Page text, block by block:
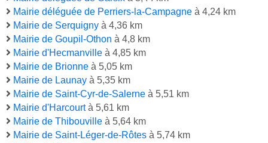
Mairie déléguée de Perriers-la-Campagne à 4,24 km
Mairie de Serquigny à 4,36 km
Mairie de Goupil-Othon à 4,8 km
Mairie d'Hecmanville à 4,85 km
Mairie de Brionne à 5,05 km
Mairie de Launay à 5,35 km
Mairie de Saint-Cyr-de-Salerne à 5,51 km
Mairie d'Harcourtà 5,61 km
Mairie de Thibouville à 5,64 km
Mairie de Saint-Léger-de-Rôtes à 5,74 km